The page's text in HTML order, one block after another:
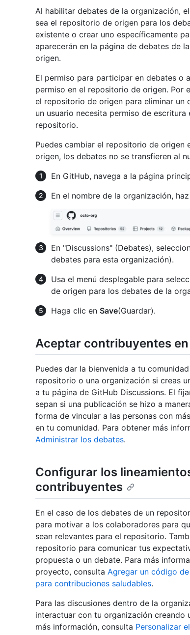
Al habilitar debates de la organización,
sea el repositorio de origen para los
existente o crear uno específicamente
aparecerán en la página de debates de
origen.
El permiso para participar en debates o
permiso en el repositorio de origen. Por
el repositorio de origen para eliminar un
un usuario necesita permiso de
repositorio.
Puedes cambiar el repositorio de origen
origen, los debates no se transfieren al
En GitHub, navega a la página
En el nombre de la organización,
En "Discussions" (Debates),
debates para esta organización).
Usa el menú desplegable para
de origen para los debates de la
Haga clic en Save(Guardar).
Aceptar contribuyentes
Puedes dar la bienvenida a tu
repositorio o una organización si creas
a tu página de GitHub Discussions. El
sepan si una publicación se hizo a
forma de vincular a las personas con
en tu comunidad. Para obtener más
Administrar los debates.
Configurar los
contribuyentes
En el caso de los debates de un
para motivar a los colaboradores para
sean relevantes para el repositorio.
repositorio para comunicar tus
propuesta o un debate. Para más
proyecto, consulta Agregar un código
para contribuciones saludables.
Para las discusiones dentro de la
interactuar con tu organización creando
más información, consulta Personalizar